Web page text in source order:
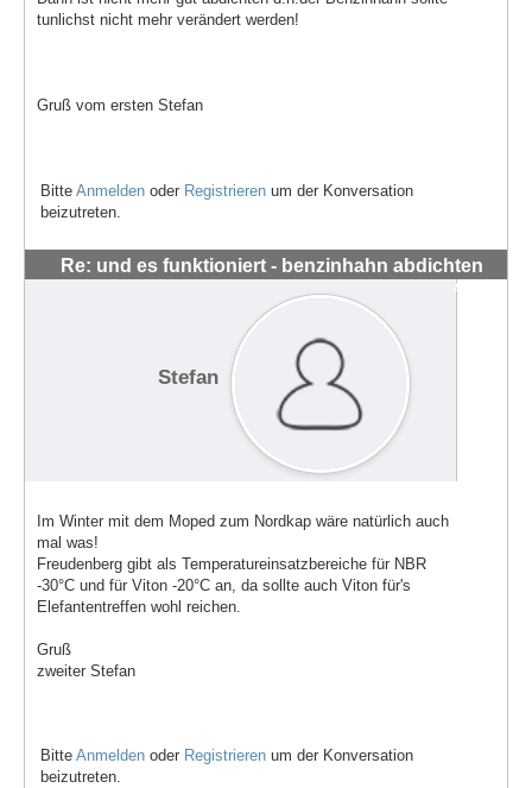
tunlichst nicht mehr verändert werden!
Gruß vom ersten Stefan
Bitte Anmelden oder Registrieren um der Konversation
beizutreten.
Re: und es funktioniert - benzinhahn abdichten
#1444
Stefan
Im Winter mit dem Moped zum Nordkap wäre natürlich auch
mal was!
Freudenberg gibt als Temperatureinsatzbereiche für NBR
-30°C und für Viton -20°C an, da sollte auch Viton für's
Elefantentreffen wohl reichen.
Gruß
zweiter Stefan
Bitte Anmelden oder Registrieren um der Konversation
beizutreten.